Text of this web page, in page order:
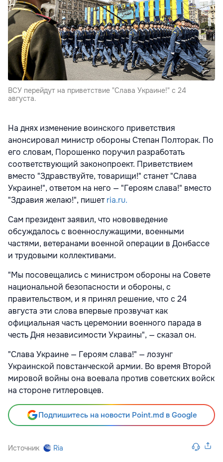
ВСУ перейдут на приветствие "Слава Украине!" с 24
августа.
На днях изменение воинского приветствия
анонсировал министр обороны Степан Полторак. По
его словам, Порошенко поручил разработать
соответствующий законопроект. Приветствием
вместо "Здравствуйте, товарищи!" станет "Слава
Украине!", ответом на него — "Героям слава!" вместо
"Здравия желаю!", пишетria.ru.
Сам президент заявил, что нововведение
обсуждалось с военнослужащими, военными
частями, ветеранами военной операции в Донбассе
и трудовыми коллективами.
"Мы посовещались с министром обороны на Совете
национальной безопасности и обороны, с
правительством, и я принял решение, что с 24
августа эти слова впервые прозвучат как
официальная часть церемонии военного парада в
честь Дня независимости Украины", — сказал он.
"Слава Украине — Героям слава!" — лозунг
Украинской повстанческой армии. Во время Второй
мировой войны она воевала против советских войск
на стороне гитлеровцев.
Подпишитесь на новости Point.md в Google
Источник Ria